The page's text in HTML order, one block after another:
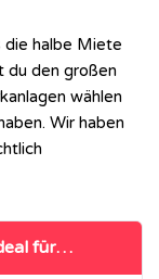
die halbe Miete
du den großen
wählen
Wir haben
für…